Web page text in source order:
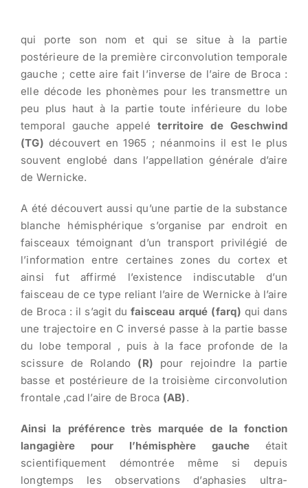
qui porte son nom et qui se situe à la partie
postérieure de la première circonvolution temporale
gauche ; cette aire fait l’inverse de l’aire de Broca :
elle décode les phonèmes pour les transmettre un
peu plus haut à la partie toute inférieure du lobe
temporal gauche appelé territoire de Geschwind
(TG) découvert en 1965 ; néanmoins il est le plus
souvent englobé dans l’appellation générale d’aire
de Wernicke.
A été découvert aussi qu’une partie de la substance
blanche hémisphérique s’organise par endroit en
faisceaux témoignant d’un transport privilégié de
l’information entre certaines zones du cortex et
ainsi fut affirmé l’existence indiscutable d’un
faisceau de ce type reliant l’aire de Wernicke à l’aire
de Broca : il s’agit du faisceau arqué (farq) qui dans
une trajectoire en C inversé passe à la partie basse
du lobe temporal , puis à la face profonde de la
scissure de Rolando (R) pour rejoindre la partie
basse et postérieure de la troisième circonvolution
frontale ,cad l’aire de Broca (AB).
Ainsi la préférence très marquée de la fonction
langagière pour l’hémisphère gauche était
scientifiquement démontrée même si depuis
longtemps les observations d’aphasies ultra-